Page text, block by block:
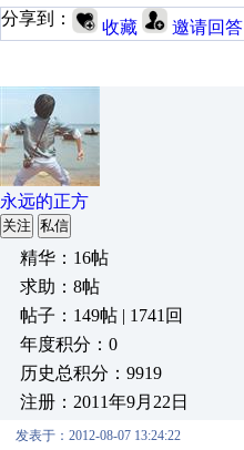
分享到： 收藏 邀请回答
永远的正方
关注 私信
精华：16帖
求助：8帖
帖子：149帖 | 1741回
年度积分：0
历史总积分：9919
注册：2011年9月22日
发表于：2012-08-07 13:24:22